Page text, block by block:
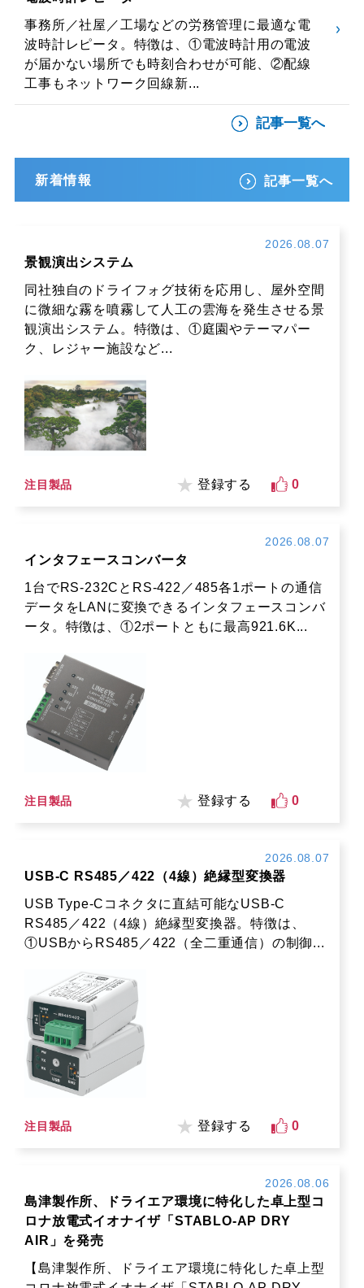
事務所／社屋／工場などの労務管理に最適な電
波時計レピータ。特徴は、①電波時計用の電波
が届かない場所でも時刻合わせが可能、②配線
工事もネットワーク回線新...
記事一覧へ
新着情報 記事一覧へ
2026.08.07
景観演出システム
同社独自のドライフォグ技術を応用し、屋外空間
に微細な霧を噴霧して人工の雲海を発生させる景
観演出システム。特徴は、①庭園やテーマパー
ク、レジャー施設など...
注目製品 登録する 0
2026.08.07
インタフェースコンバータ
1台でRS-232CとRS-422／485各1ポートの通信
データをLANに変換できるインタフェースコンバ
ータ。特徴は、①2ポートともに最高921.6K...
注目製品 登録する 0
2026.08.07
USB-C RS485／422（4線）絶縁型変換器
USB Type-Cコネクタに直結可能なUSB-C
RS485／422（4線）絶縁型変換器。特徴は、
①USBからRS485／422（全二重通信）の制御...
注目製品 登録する 0
2026.08.06
島津製作所、ドライエア環境に特化した卓上型コ
ロナ放電式イオナイザ「STABLO-AP DRY
AIR」を発売
【島津製作所、ドライエア環境に特化した卓上型